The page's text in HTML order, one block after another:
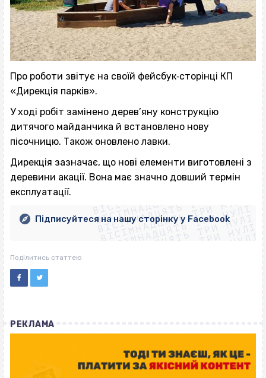
Про роботи звітує на своїй фейсбук‐сторінці КП
«Дирекція парків».
У ході робіт замінено дерев’яну конструкцію
дитячого майданчика й встановлено нову
пісочницю. Також оновлено лавки.
Дирекція зазначає, що нові елементи виготовлені з
деревини акації. Вона має значно довший термін
експлуатації.
ВІСІМНАДЦЯТЬ ТРИ НУЛІ
ВІСІМНАДЦЯТЬ ТРИ НУЛІ
ВІСІМНАДЦЯТЬ ТРИ НУЛІ
ВІСІМНАДЦЯТЬ ТРИ НУЛІ
ВІСІМНАДЦЯТЬ ТРИ НУЛІ
ВІСІМНАДЦЯТЬ ТРИ НУЛІ
ВІСІМНАДЦЯТЬ ТРИ НУЛІ
ВІСІМНАДЦЯТЬ ТРИ НУЛІ
Підписуйтеся на нашу сторінку у Facebook
Поділитись статтею
РЕКЛАМА